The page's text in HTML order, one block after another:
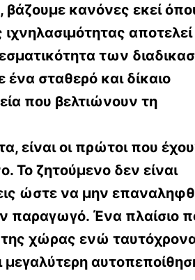
βάζουμε κανόνες εκεί
αποτελεί
των
σταθερό και δίκαιο
που βελτιώνουν τη
είναι οι πρώτοι που
Το ζητούμενο δεν είναι
ώστε να μην
παραγωγό. Ένα πλαίσιο
της χώρας ενώ
μεγαλύτερη